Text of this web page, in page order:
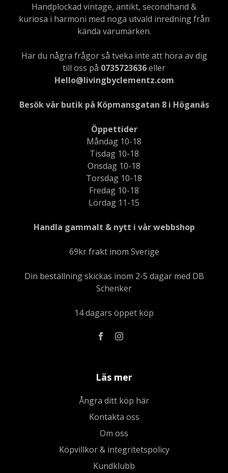
Handplockad vintage, antikt, secondhand &
kuriosa i harmoni med noga utvald inredning från
kända varumärken.
Har du några frågor så tveka inte att höra av dig
till oss på 0735723636eller
Hello@livingbyclementz.com
Besök vår butik på Köpmansgatan 8 i Höganäs
Öppettider
Måndag 10-18
Tisdag 10-18
Onsdag 10-18
Torsdag 10-18
Fredag 10-18
Lördag 11-15
Handla gammalt & nytt i vår webbshop
69kr frakt inom Sverige
Din beställning skickas inom 2-5 dagar med DB
Schenker
14 dagars öppet köp
Läs mer
Ångra ditt köp här
Kontakta oss
Om oss
Köpvillkor & integritetspolicy
Kundklubb